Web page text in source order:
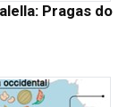
Pragas do